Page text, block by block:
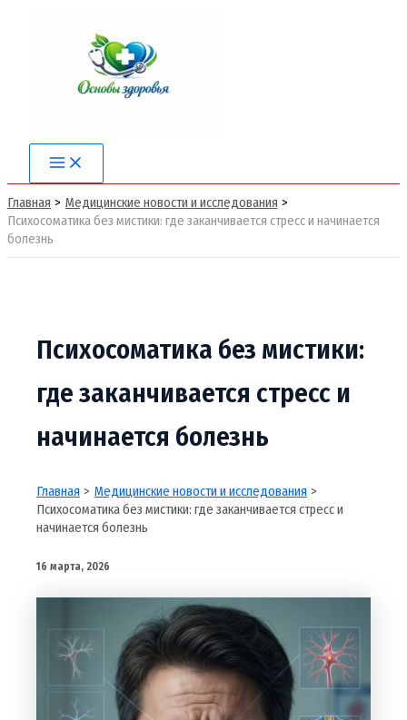
Main
Menu
Главная
Медицинские новости и исследования
Психосоматика без мистики: где заканчивается стресс и начинается
болезнь
Психосоматика без мистики:
где заканчивается стресс и
начинается болезнь
Главная
Медицинские новости и исследования
Психосоматика без мистики: где заканчивается стресс и
начинается болезнь
16 марта, 2026